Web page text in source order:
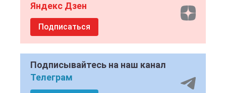
Яндекс Дзен
Подписаться
Подписывайтесь на наш канал
Телеграм